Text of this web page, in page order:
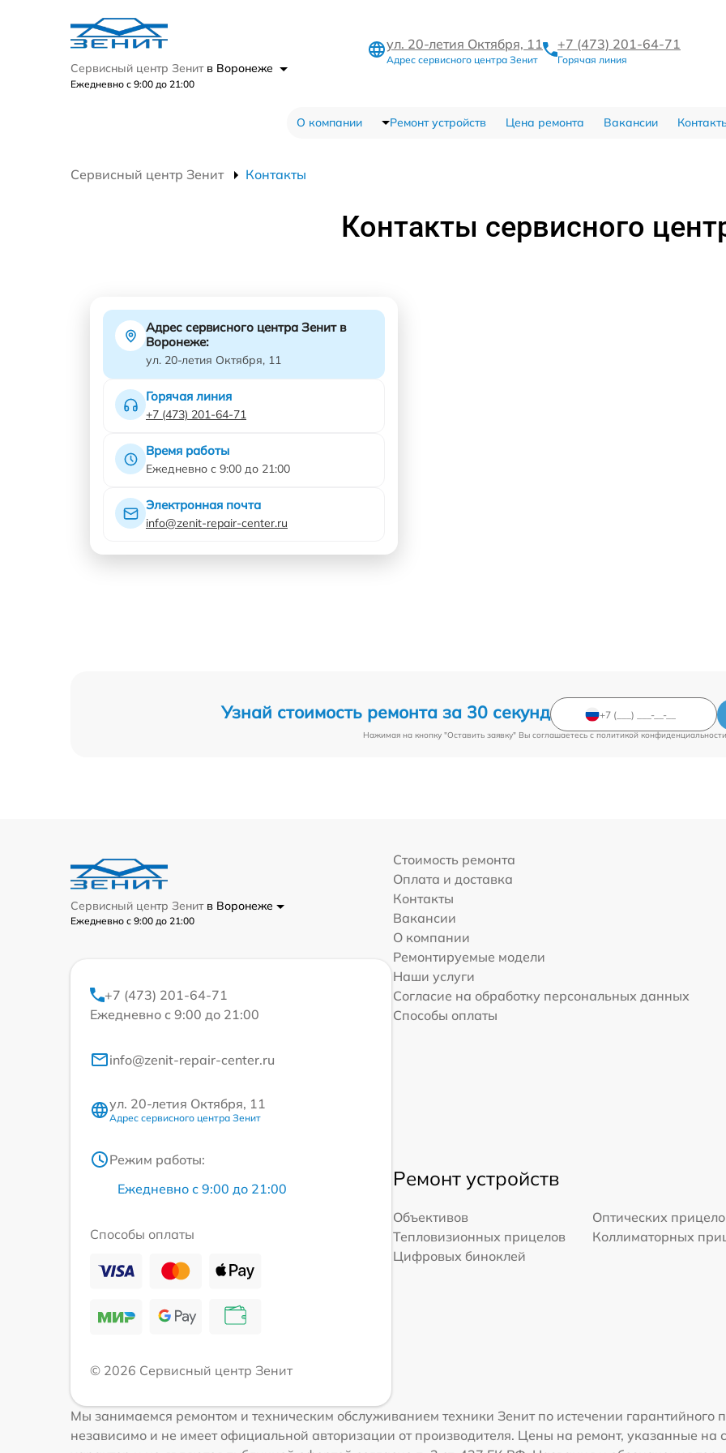
Сервисный центр Зенит в Воронеже
Ежедневно с 9:00 до 21:00
ул. 20-летия Октября, 11
Адрес сервисного центра Зенит
+7 (473) 201-64-71
Горячая линия
О компании Ремонт устройств Цена ремонта Вакансии
Сервисный центр Зенит Контакты
Контакты сервисного
Адрес сервисного центра Зенит в
Воронеже:
ул. 20-летия Октября, 11
Горячая линия
+7 (473) 201-64-71
Время работы
Ежедневно с 9:00 до 21:00
Электронная почта
info@zenit-repair-center.ru
Узнай стоимость ремонта за 30 секунд
Нажимая на кнопку "Оставить заявку" Вы соглашаетесь cполитикой конфиденциальности
Сервисный центр Зенит в Воронеже
Ежедневно с 9:00 до 21:00
+7 (473) 201-64-71
Ежедневно с 9:00 до 21:00
info@zenit-repair-center.ru
ул. 20-летия Октября, 11
Адрес сервисного центра Зенит
Режим работы:
Ежедневно с 9:00 до 21:00
Способы оплаты
© 2026 Сервисный центр Зенит
Стоимость ремонта
Оплата и доставка
Контакты
Вакансии
О компании
Ремонтируемые модели
Наши услуги
Согласие на обработку персональных данных
Способы оплаты
Ремонт устройств
Объективов
Оптических
Тепловизионных прицелов
Коллиматорных
Цифровых биноклей
Мы занимаемся ремонтом и техническим обслуживанием техники Зенит по истечении
независимо и не имеет официальной авторизации от производителя. Цены на ремонт, указанные на